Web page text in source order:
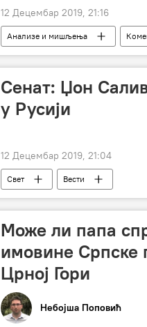
12 Децембар 2019, 21:16
Анализе и мишљења
блокада
закон јачег
Сенат: Џон
у Русији
12 Децембар 2019, 21:04
Свет Вести
Може ли папа
имовине Српске
Црној Гори
Небојша Поповић